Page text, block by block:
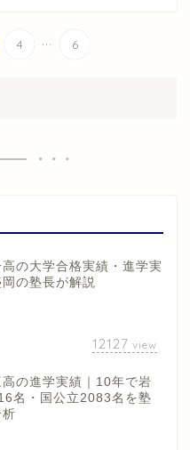
4 ... 6
の大学合格実績・進学実
の塾長が解説
12127 view
の進学実績｜10年で岩
名・国公立2083名を塾